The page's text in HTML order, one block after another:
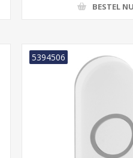
BESTEL
5394506